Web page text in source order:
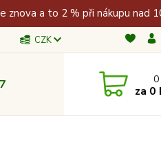
znova a to 2 % při nákupu nad
CZK
za 0